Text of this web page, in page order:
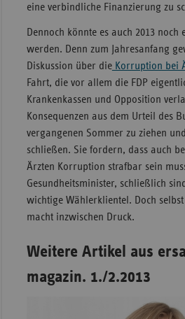
eine verbindliche Finanzierung zu
Dennoch könnte es auch 2013 noch
werden. Denn zum Jahresanfang
Diskussion über dieKorruption bei
Fahrt, die vor allem die FDP
Krankenkassen und Opposition
Konsequenzen aus dem Urteil des
vergangenen Sommer zu ziehen
schließen. Sie fordern, dass auch
Ärzten Korruption strafbar sein
Gesundheitsminister, schließlich
wichtige Wählerklientel. Doch
macht inzwischen Druck.
Weitere Artikel aus
magazin. 1./2.2013